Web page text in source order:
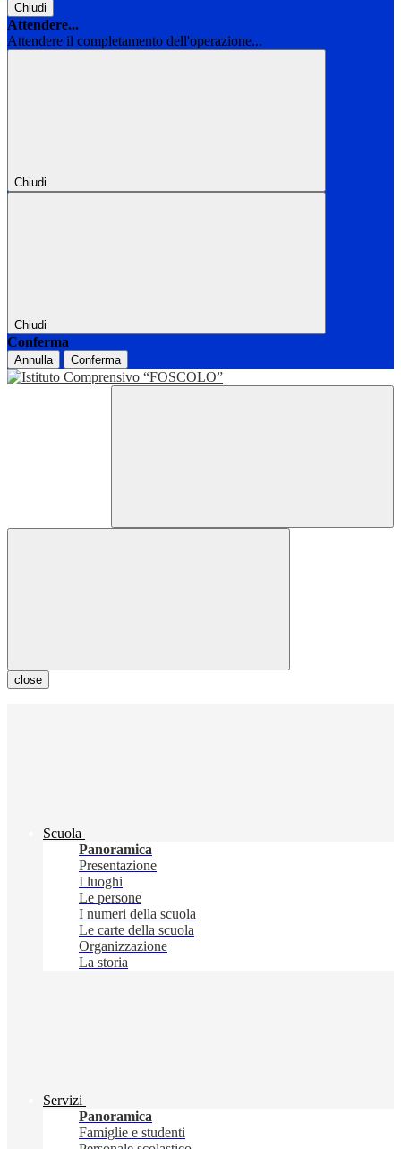
Chiudi
Attendere...
Attendere il completamento dell'operazione...
Chiudi
Chiudi
Conferma
Annulla Conferma
close
Scuola
Panoramica
Presentazione
I luoghi
Le persone
I numeri della scuola
Le carte della scuola
Organizzazione
La storia
Servizi
Panoramica
Famiglie e studenti